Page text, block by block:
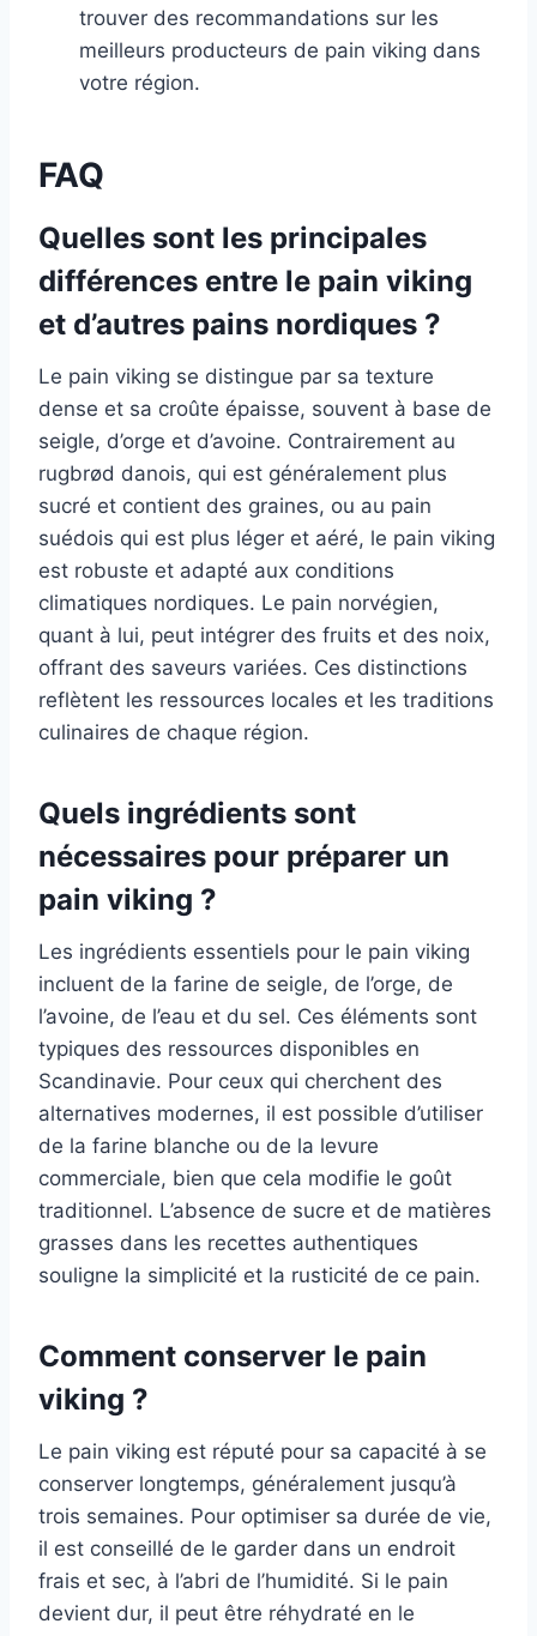
trouver des recommandations sur les
meilleurs producteurs de pain viking dans
votre région.
FAQ
Quelles sont les principales
différences entre le pain viking
et d’autres pains nordiques ?
Le pain viking se distingue par sa texture
dense et sa croûte épaisse, souvent à base de
seigle, d’orge et d’avoine. Contrairement au
rugbrød danois, qui est généralement plus
sucré et contient des graines, ou au pain
suédois qui est plus léger et aéré, le pain viking
est robuste et adapté aux conditions
climatiques nordiques. Le pain norvégien,
quant à lui, peut intégrer des fruits et des noix,
offrant des saveurs variées. Ces distinctions
reflètent les ressources locales et les traditions
culinaires de chaque région.
Quels ingrédients sont
nécessaires pour préparer un
pain viking ?
Les ingrédients essentiels pour le pain viking
incluent de la farine de seigle, de l’orge, de
l’avoine, de l’eau et du sel. Ces éléments sont
typiques des ressources disponibles en
Scandinavie. Pour ceux qui cherchent des
alternatives modernes, il est possible d’utiliser
de la farine blanche ou de la levure
commerciale, bien que cela modifie le goût
traditionnel. L’absence de sucre et de matières
grasses dans les recettes authentiques
souligne la simplicité et la rusticité de ce pain.
Comment conserver le pain
viking ?
Le pain viking est réputé pour sa capacité à se
conserver longtemps, généralement jusqu’à
trois semaines. Pour optimiser sa durée de vie,
il est conseillé de le garder dans un endroit
frais et sec, à l’abri de l’humidité. Si le pain
devient dur, il peut être réhydraté en le